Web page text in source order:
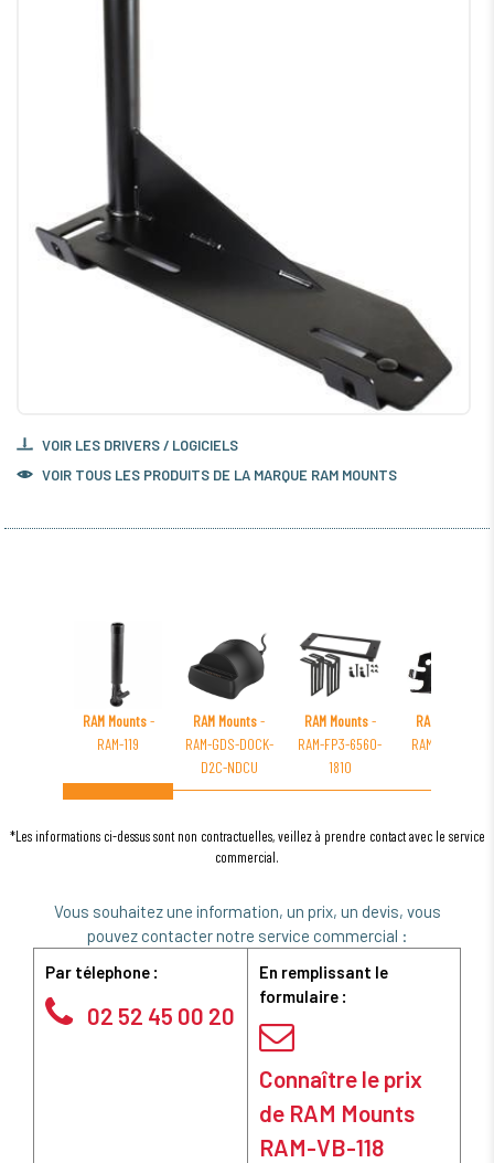
VOIR LES DRIVERS / LOGICIELS
VOIR TOUS LES PRODUITS DE LA MARQUE RAM MOUNTS
RAM Mounts-
RAM-119
RAM Mounts-
RAM-GDS-DOCK-
D2C-NDCU
RAM Mounts-
RAM-FP3-6560-
1810
RAM Mounts
RAM-B-166-TO5
*Les informations ci-dessus sont non contractuelles, veillez à prendre contact avec le service
commercial.
Vous souhaitez une information, un prix, un devis, vous
pouvez contacter notre service commercial :
Par télephone :
02 52 45 00 20
En remplissant le
formulaire :
Connaître le prix
de RAM Mounts
RAM-VB-118